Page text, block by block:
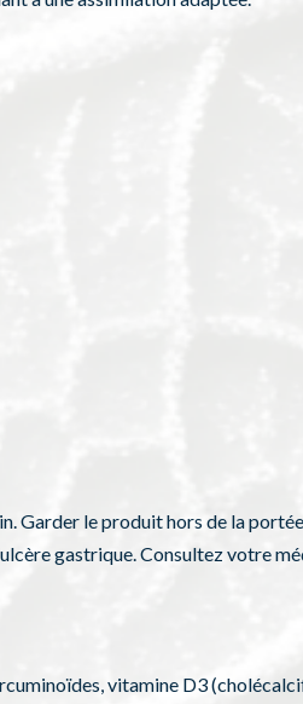
Garder le produit hors de la
gastrique. Consultez votre
vitamine D3